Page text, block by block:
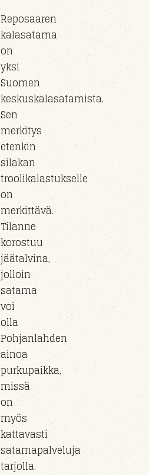
Reposaaren
kalasatama
on
yksi
Suomen
keskuskalasatamista.
Sen
merkitys
etenkin
silakan
troolikalastukselle
on
merkittävä.
Tilanne
korostuu
jäätalvina,
jolloin
satama
voi
olla
Pohjanlahden
ainoa
purkupaikka,
missä
on
myös
kattavasti
satamapalveluja
tarjolla.